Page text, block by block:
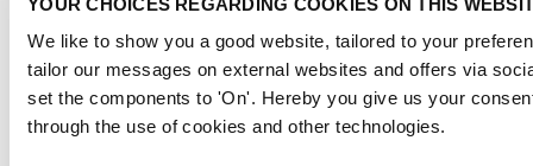
YOUR CHOICES REGARDING COOKIES ON THIS
We like to show you a good website, tailored to your
tailor our messages on external websites and offers via
set the components to 'On'. Hereby you give us your
through the use of cookies and other technologies.
Creatieve aankleding
Ons creatieve partner in beurs- en evenementdecoratie levert
inrichtingen, decoraties en sfeeraankledingen voor evenementen. Zij
verhuren een groot assortiment aan producten voor op uw stand, uw
beurs of uw evenement. Het assortiment bestaat onder andere uit
meubilair, bomen, planten en bloemen, decoratiestukken en andere